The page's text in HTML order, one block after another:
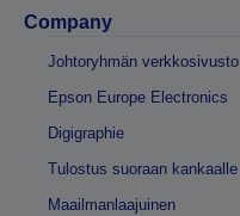
Company
Johtoryhmän verkkosivusto
Epson Europe Electronics
Digigraphie
Tulostus suoraan kankaalle
Maailmanlaajuinen